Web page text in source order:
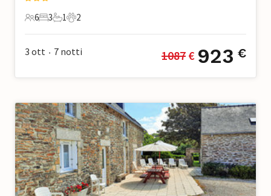
6 Ospiti
6
3 Camere da letto
3
1 Bagno
1
2 Animali domestici
2
3 ott • 7 notti 1087 € 923 €